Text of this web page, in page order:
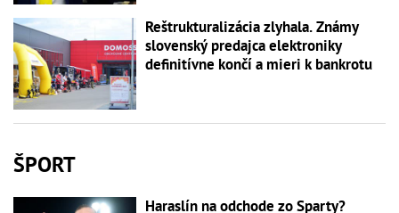
Reštrukturalizácia zlyhala. Známy
slovenský predajca elektroniky
definitívne končí a mieri k bankrotu
ŠPORT
Haraslín na odchode zo Sparty?